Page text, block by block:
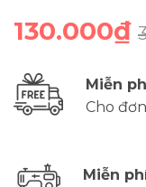
130.000₫
Miễn
Cho
Miễn